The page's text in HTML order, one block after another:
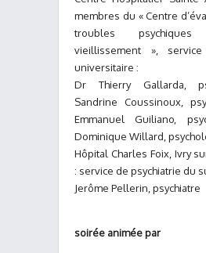
membres du « Centre
troubles
vieillissement », service
universitaire :
Dr Thierry Gallarda,
Sandrine Coussinoux,
Emmanuel Guiliano,
Dominique Willard,
Hôpital Charles Foix, Ivry
: service de psychiatrie du
Jerôme Pellerin, psychiatre
soirée animée par